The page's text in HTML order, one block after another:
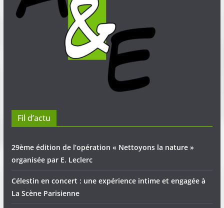
Fil d’actu
29ème édition de l’opération « Nettoyons la nature »
organisée par E. Leclerc
Célestin en concert : une expérience intime et engagée à
La Scène Parisienne